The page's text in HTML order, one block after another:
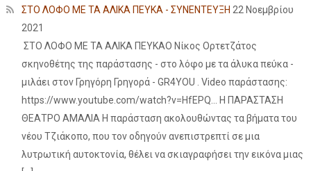
ΣΤΟ ΛΟΦΟ ΜΕ ΤΑ ΑΛΙΚΑ ΠΕΥΚΑ - ΣΥΝΕΝΤΕΥΞΗ 22 Νοεμβρίου
2021
ΣΤΟ ΛΟΦΟ ΜΕ ΤΑ ΑΛΙΚΑ ΠΕΥΚΑΟ Νίκος Ορτετζάτος
σκηνοθέτης της παράστασης - στο λόφο με τα άλυκα πεύκα -
μιλάει στον Γρηγόρη Γρηγορά - GR4YOU . Video παράστασης:
https://www.youtube.com/watch?v=HfEPQ... Η ΠΑΡΑΣΤΑΣΗ
ΘΕΑΤΡΟ ΑΜΑΛΙΑ Η παράσταση ακολουθώντας τα βήματα του
νέου Τζιάκοπο, που τον οδηγούν ανεπιστρεπτί σε μια
λυτρωτική αυτοκτονία, θέλει να σκιαγραφήσει την εικόνα μιας